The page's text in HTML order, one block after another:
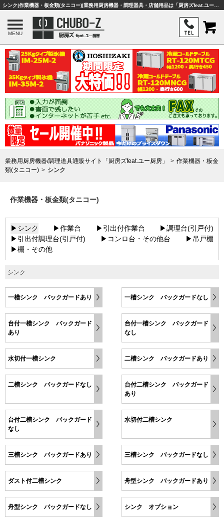
MENU
業務用厨房機器/調理道具通販サイト「厨房ズfeat.ユー厨房」
作業機器・板金
類(タニコー)
シンク
作業機器・板金類(タニコー)
▶シンク ▶作業台 ▶引出付作業台
▶調理台(引戸付)
▶引出付調理台(引戸付)
▶コンロ台・その他台
▶吊戸棚
▶棚・その他
シンク
一槽シンク バックガードあり 一槽シンク バックガードなし
台付一槽シンク バックガード
あり
台付一槽シンク バックガード
なし
水切付一槽シンク 二槽シンク バックガードあり
二槽シンク バックガードなし
台付二槽シンク バックガード
あり
台付二槽シンク バックガード
なし
水切付二槽シンク
三槽シンク バックガードあり 三槽シンク バックガードなし
ダスト付二槽シンク 舟型シンク バックガードあり
舟型シンク バックガードなし シンク オプション